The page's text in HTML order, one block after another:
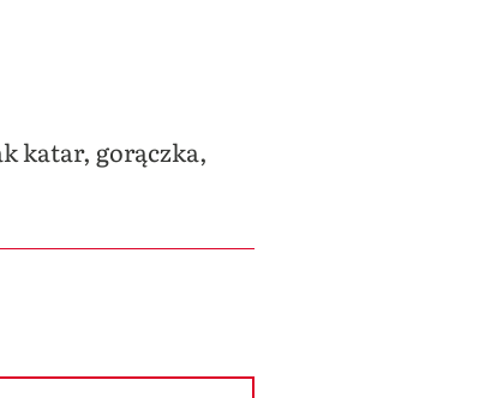
katar, gorączka,